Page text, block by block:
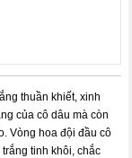
thuần khiết, xinh
của cô dâu mà còn
Vòng hoa đội đầu cô
tinh khôi, chắc